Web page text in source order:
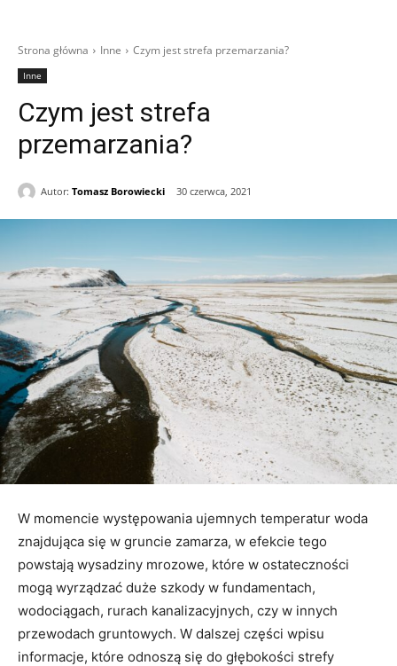
Strona główna Inne Czym jest strefa przemarzania?
Inne
Czym jest strefa
przemarzania?
Autor: Tomasz Borowiecki 30 czerwca, 2021
W momencie występowania ujemnych temperatur woda
znajdująca się w gruncie zamarza, w efekcie tego
powstają wysadziny mrozowe, które w ostateczności
mogą wyrządzać duże szkody w fundamentach,
wodociągach, rurach kanalizacyjnych, czy w innych
przewodach gruntowych. W dalszej części wpisu
informacje, które odnoszą się do głębokości strefy